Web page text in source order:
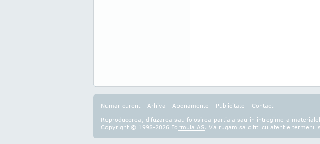
Numar curent | Arhiva | Abonamente | Publicitate | Contact
Reproducerea, difuzarea sau folosirea partiala sau in intregime a
Copyright © 1998-2026 Formula AS. Va rugam sa cititi cu atentie termenii